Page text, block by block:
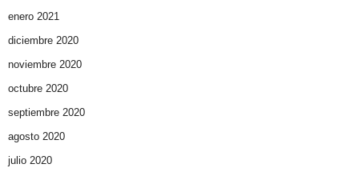
enero 2021
diciembre 2020
noviembre 2020
octubre 2020
septiembre 2020
agosto 2020
julio 2020